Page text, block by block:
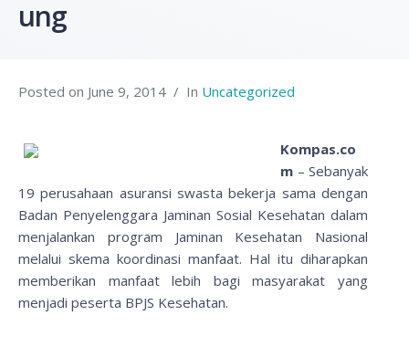
ung
Posted on June 9, 2014 In Uncategorized
Kompas.co
m – Sebanyak
19 perusahaan asuransi swasta bekerja sama dengan
Badan Penyelenggara Jaminan Sosial Kesehatan dalam
menjalankan program Jaminan Kesehatan Nasional
melalui skema koordinasi manfaat. Hal itu diharapkan
memberikan manfaat lebih bagi masyarakat yang
menjadi peserta BPJS Kesehatan.